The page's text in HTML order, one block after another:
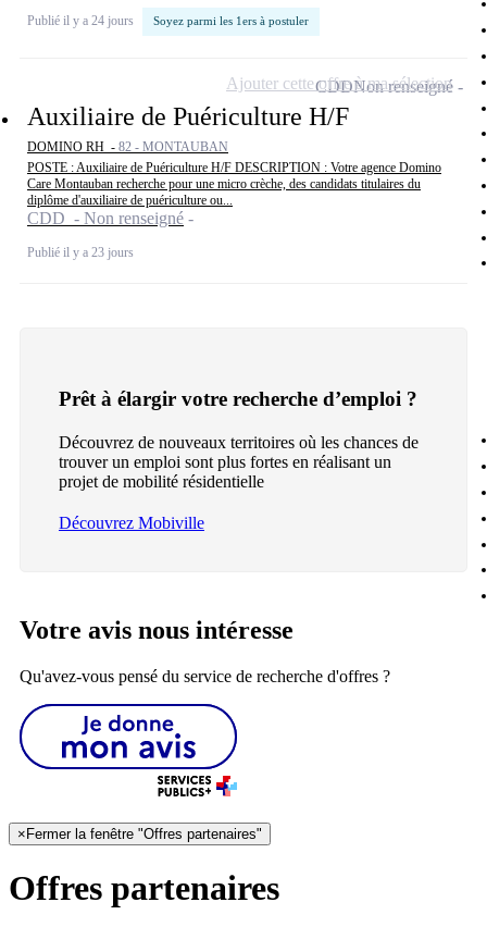
Publié il y a 24 jours Soyez parmi les 1ers à postuler
Auxiliaire de Puériculture H/F
DOMINO RH - 82 - MONTAUBAN
POSTE : Auxiliaire de Puériculture H/F DESCRIPTION : Votre agence Domino
Care Montauban recherche pour une micro crèche, des candidats titulaires du
diplôme d'auxiliaire de puériculture ou...
CDD - Non renseigné
Publié il y a 23 jours
CDDNon renseigné
Ajouter cette offre à ma sélection
Prêt à élargir votre recherche d’emploi ?
Découvrez de nouveaux territoires où les chances de
trouver un emploi sont plus fortes en réalisant un
projet de mobilité résidentielle
Découvrez Mobiville
Votre avis nous intéresse
Qu'avez-vous pensé du service de recherche d'offres ?
× Fermer la fenêtre "Offres partenaires"
Offres partenaires